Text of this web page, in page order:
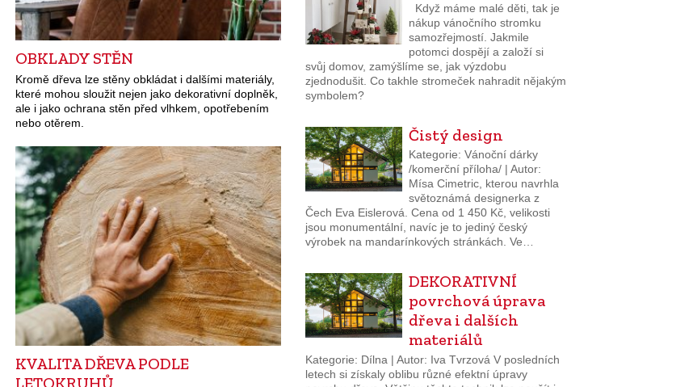
OBKLADY STĚN
Kromě dřeva lze stěny obkládat i dalšími materiály,
které mohou sloužit nejen jako dekorativní doplněk,
ale i jako ochrana stěn před vlhkem, opotřebením
nebo otěrem.
KVALITA DŘEVA PODLE
LETOKRUHŮ
Když máme malé děti, tak je
nákup vánočního stromku
samozřejmostí. Jakmile
potomci dospějí a založí si
svůj domov, zamýšlíme se, jak výzdobu
zjednodušit. Co takhle stromeček nahradit nějakým
symbolem?
Čistý design
Kategorie: Vánoční dárky
/komerční příloha/ | Autor:
Mísa Cimetric, kterou navrhla
světoznámá designerka z
Čech Eva Eislerová. Cena od 1 450 Kč, velikosti
jsou monumentální, navíc je to jediný český
výrobek na mandarínkových stránkách. Ve…
DEKORATIVNÍ
povrchová úprava
dřeva i dalších
materiálů
Kategorie: Dílna | Autor: Iva Tvrzová V posledních
letech si získaly oblibu různé efektní úpravy